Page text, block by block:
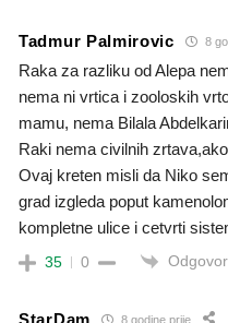
Tadmur Palmirovic 8
Raka za razliku od Alepa
nema ni vrtica i zooloskih
mamu, nema Bilala
Raki nema civilnih
Ovaj kreten misli da Niko
grad izgleda poput
kompletne ulice i cetvrti
35 0
StarDam 8 godine prije